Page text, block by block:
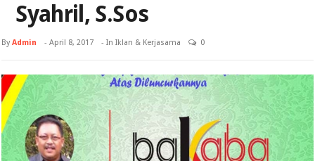
Syahril, S.Sos
ByAdmin -April 8, 2017 - InIklan & Kerjasama 0